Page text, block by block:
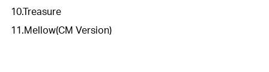
10.Treasure
11.Mellow(CM Version)